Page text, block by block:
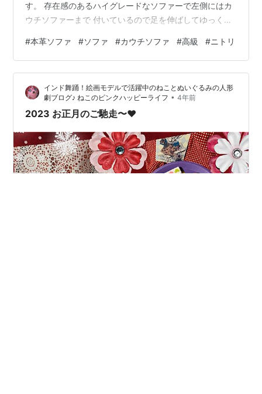
す。 存在感のあるハイグレードなソファーで左側にはカ
ウチソファーまで 付いているので足を伸ばしてゆっくり
よさが続き横になってもリラックスして休むことができ
ます。 掃除がしやすいように足付のタイプになっていて
高さも14 CM あるのでお掃除ロボットや掃除機を使うこ
とも簡単です。 4人用本革左肘カウチソファ(ロゾ4 DBR
LC) ニトリ 【配送員設置】 【5年保証】
#本革ソファ #ソファ #カウチソファ #高級 #ニトリ
インド舞踊！絵画モデルで活躍中のねことぬいぐるみの人形
劇ブログ♪ ねこのピンクハッピーライフ • 4年前
2023 お正月のご馳走〜❤️